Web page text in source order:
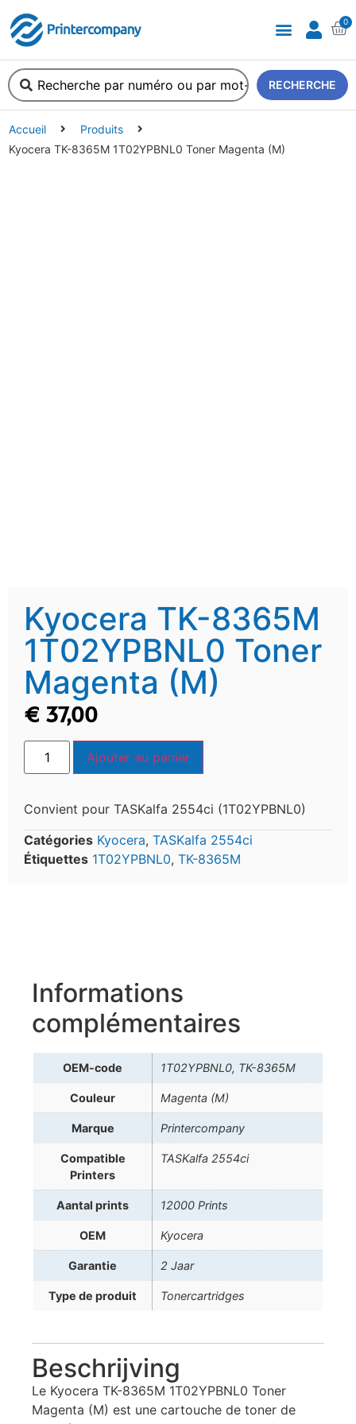
0
RECHERCHE
Accueil
Produits
Kyocera TK-8365M 1T02YPBNL0 Toner Magenta (M)
Kyocera TK-8365M
1T02YPBNL0 Toner
Magenta (M)
€ 37,00
Ajouter au panier
Convient pour TASKalfa 2554ci (1T02YPBNL0)
Catégories Kyocera, TASKalfa 2554ci
Étiquettes 1T02YPBNL0, TK-8365M
Informations
complémentaires
OEM-code 1T02YPBNL0, TK-8365M
Couleur Magenta (M)
Marque Printercompany
Compatible
Printers
TASKalfa 2554ci
Aantal prints 12000 Prints
OEM Kyocera
Garantie 2 Jaar
Type de produit Tonercartridges
Beschrijving
Le Kyocera TK-8365M 1T02YPBNL0 Toner
Magenta (M) est une cartouche de toner de